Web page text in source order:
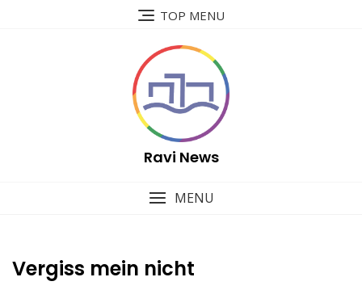
TOP MENU
Ravi News
MENU
Vergiss mein nicht